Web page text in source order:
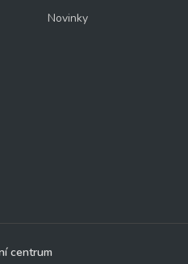
Novinky
centrum